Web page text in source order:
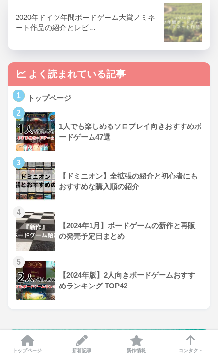
2020年ドイツ年間ボードゲーム大賞ノミネ
ート作品の紹介とレビ…
よく読まれている記事
1 トップページ
2
1人でも楽しめるソロプレイ向きおすすめボ
ードゲーム47選
3
【ドミニオン】全拡張の紹介と初心者にも
おすすめな購入順の紹介
4
【2024年1月】ボードゲームの新作と再販
の発売予定日まとめ
5
【2024年版】2人向きボードゲームおすす
めランキング TOP42
トップページ 新着記事 新作情報 コンタクト